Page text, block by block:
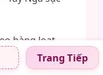
hàng loạt
đạn trúng
Trang Tiếp